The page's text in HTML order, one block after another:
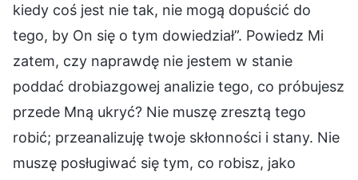
kiedy coś jest nie tak, nie mogą dopuścić do
tego, by On się o tym dowiedział”. Powiedz Mi
zatem, czy naprawdę nie jestem w stanie
poddać drobiazgowej analizie tego, co próbujesz
przede Mną ukryć? Nie muszę zresztą tego
robić; przeanalizuję twoje skłonności i stany. Nie
muszę posługiwać się tym, co robisz, jako